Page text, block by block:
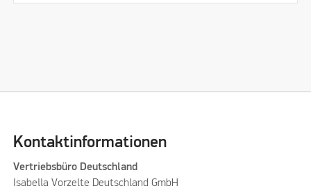
Kontaktinformationen
Vertriebsbüro Deutschland
Isabella Vorzelte Deutschland GmbH